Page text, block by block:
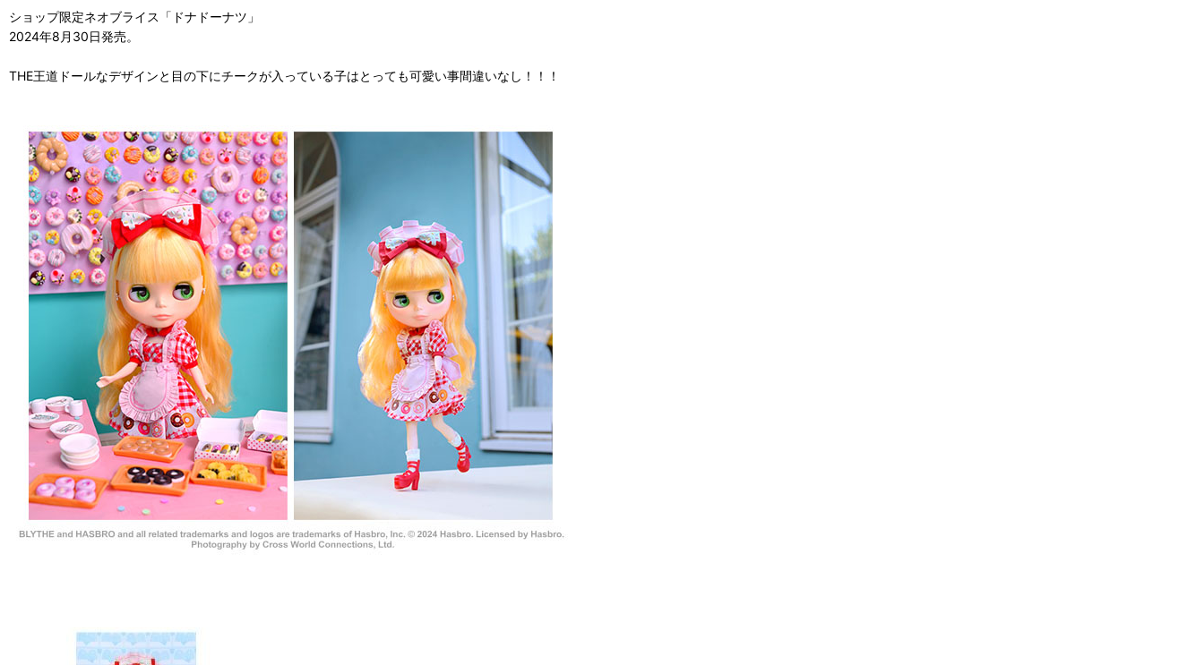
ショップ限定ネオブライス「ドナドーナツ」
2024年8月30日発売。
THE王道ドールなデザインと目の下にチークが入っている子はとっても可愛い事間違いなし！！！